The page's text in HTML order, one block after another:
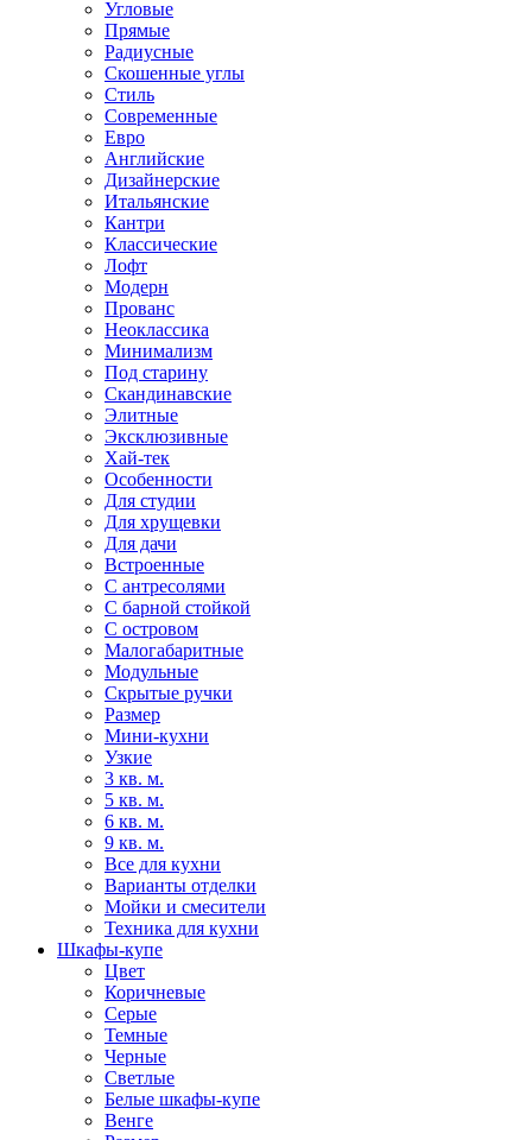
Угловые
Прямые
Радиусные
Скошенные углы
Стиль
Современные
Евро
Английские
Дизайнерские
Итальянские
Кантри
Классические
Лофт
Модерн
Прованс
Неоклассика
Минимализм
Под старину
Скандинавские
Элитные
Эксклюзивные
Хай-тек
Особенности
Для студии
Для хрущевки
Для дачи
Встроенные
С антресолями
С барной стойкой
С островом
Малогабаритные
Модульные
Скрытые ручки
Размер
Мини-кухни
Узкие
3 кв. м.
5 кв. м.
6 кв. м.
9 кв. м.
Все для кухни
Варианты отделки
Мойки и смесители
Техника для кухни
Шкафы-купе
Цвет
Коричневые
Серые
Темные
Черные
Светлые
Белые шкафы-купе
Венге